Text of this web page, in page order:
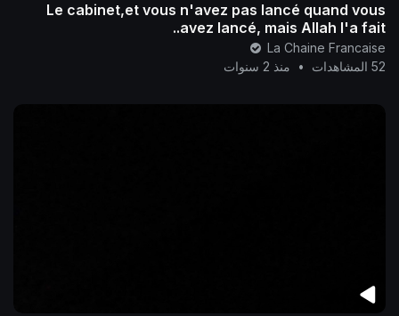
Le cabinet,et vous n'avez pas lancé quand vous
avez lancé, mais Allah l'a fait..
La Chaine Francaise
52 المشاهدات
• منذ 2 سنوات